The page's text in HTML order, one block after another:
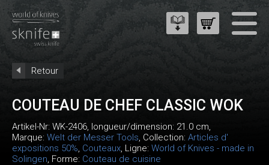
Retour
COUTEAU DE CHEF CLASSIC WOK
Artikel-Nr: WK-2406, longueur/dimension: 21.0 cm,
Marque: Welt der Messer Tools, Collection: Articles d'
expositions 50%, Couteaux, Ligne: World of Knives - made in
Solingen, Forme: Couteau de cuisine